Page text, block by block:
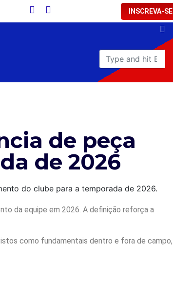
INSCREVA-SE
de peça
de 2026
da equipe em 2026. A definição reforça a
como fundamentais dentro e fora de campo,